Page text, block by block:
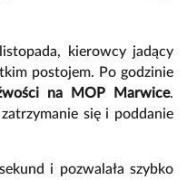
kierowcy jadący
postojem. Po godzinie
na MOP Marwice.
się i poddanie
i pozwalała szybko